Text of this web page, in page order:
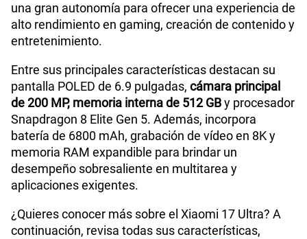
una gran autonomía para ofrecer una experiencia de
alto rendimiento en gaming, creación de contenido y
entretenimiento.
Entre sus principales características destacan su
pantalla POLED de 6.9 pulgadas, cámara principal
de 200 MP, memoria interna de 512 GBy procesador
Snapdragon 8 Elite Gen 5. Además, incorpora
batería de 6800 mAh, grabación de vídeo en 8K y
memoria RAM expandible para brindar un
desempeño sobresaliente en multitarea y
aplicaciones exigentes.
¿Quieres conocer más sobre el Xiaomi 17 Ultra? A
continuación, revisa todas sus características,